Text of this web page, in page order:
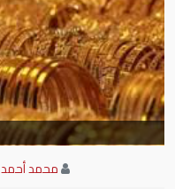
محمد أحمد